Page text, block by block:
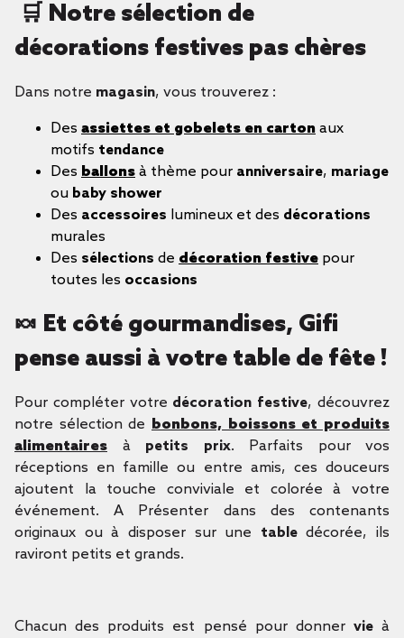
🛒 Notre sélection de
décorations festives pas chères
Dans notre magasin, vous trouverez :
Des assiettes et gobelets en carton aux
motifs tendance
Des ballons à thème pour anniversaire, mariage
ou baby shower
Des accessoires lumineux et des décorations
murales
Des sélections de décoration festive pour
toutes les occasions
🍬 Et côté gourmandises, Gifi
pense aussi à votre table de fête !
Pour compléter votre décoration festive, découvrez
notre sélection de bonbons, boissons et produits
alimentaires
à petits prix. Parfaits pour vos
réceptions en famille ou entre amis, ces douceurs
ajoutent la touche conviviale et colorée à votre
événement. A Présenter dans des contenants
originaux ou à disposer sur une tabledécorée, ils
raviront petits et grands.
Chacun des produits est pensé pour donner vieà